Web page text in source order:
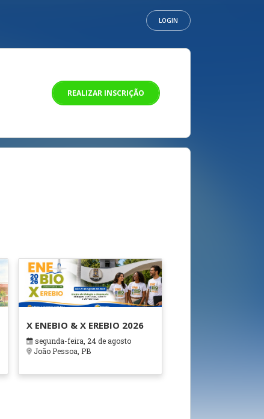
LOGIN
REALIZAR INSCRIÇÃO
X ENEBIO & X EREBIO 2026
segunda-feira, 24 de agosto
João Pessoa, PB